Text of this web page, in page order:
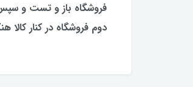
فروشگاه باز و تست و
دوم فروشگاه در کنار کالا